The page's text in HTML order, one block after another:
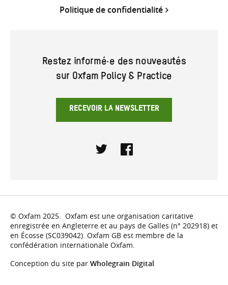
Politique de confidentialité
Restez informé·e des nouveautés
sur Oxfam Policy & Practice
RECEVOIR LA NEWSLETTER
© Oxfam 2025. Oxfam est une organisation caritative
enregistrée en Angleterre et au pays de Galles (n° 202918) et
en Écosse (SC039042). Oxfam GB est membre de la
confédération internationale Oxfam.
Conception du site par Wholegrain Digital